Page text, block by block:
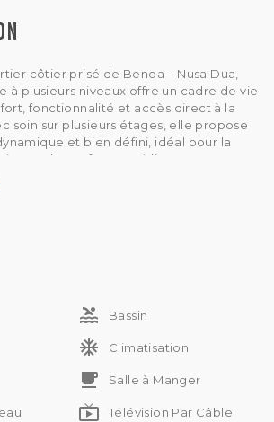
côtier prisé de Benoa – Nusa Dua,
à plusieurs niveaux offre un cadre de vie
fonctionnalité et accès direct à la
soin sur plusieurs étages, elle propose
et bien défini, idéal pour la
et le confort quotidien.
pour se relaxer en toute intimité. Un
équipée de deux cuisines, offrant une
un confort optimal pour recevoir, les
et la circulation, tandis que de
de Nusa Dua, réputé pour ses eaux
pool Bassin
ac_unit Climatisation
free_breakfast Salle à Manger
live_tv Télévision Par Câble